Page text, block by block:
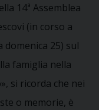
14ª Assemblea
(in corso a
domenica 25) sul
famiglia nella
si ricorda che nei
o memorie, è